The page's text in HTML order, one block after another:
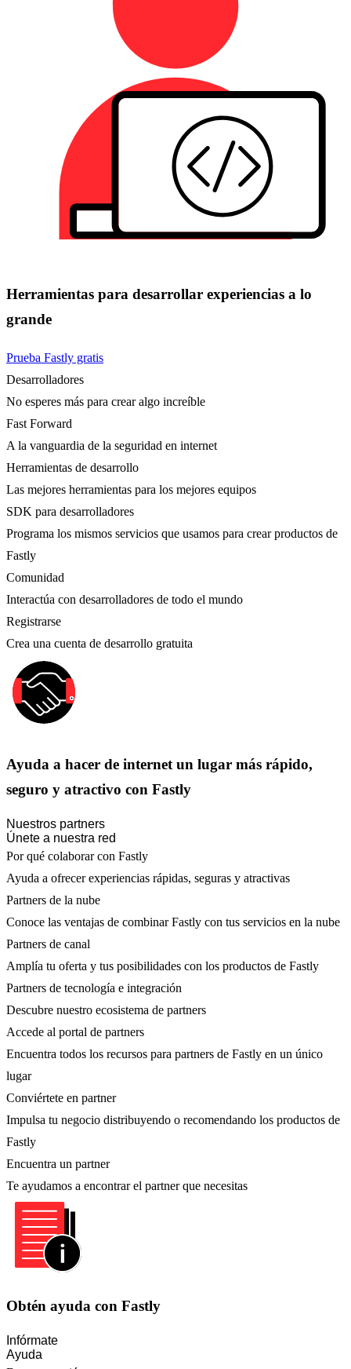
Herramientas para desarrollar experiencias a lo
grande
Prueba Fastly gratis
Desarrolladores
No esperes más para crear algo increíble
Fast Forward
A la vanguardia de la seguridad en internet
Herramientas de desarrollo
Las mejores herramientas para los mejores equipos
SDK para desarrolladores
Programa los mismos servicios que usamos para crear productos de
Fastly
Comunidad
Interactúa con desarrolladores de todo el mundo
Registrarse
Crea una cuenta de desarrollo gratuita
Ayuda a hacer de internet un lugar más rápido,
seguro y atractivo con Fastly
Nuestros partners
Únete a nuestra red
Por qué colaborar con Fastly
Ayuda a ofrecer experiencias rápidas, seguras y atractivas
Partners de la nube
Conoce las ventajas de combinar Fastly con tus servicios en la nube
Partners de canal
Amplía tu oferta y tus posibilidades con los productos de Fastly
Partners de tecnología e integración
Descubre nuestro ecosistema de partners
Accede al portal de partners
Encuentra todos los recursos para partners de Fastly en un único
lugar
Conviértete en partner
Impulsa tu negocio distribuyendo o recomendando los productos de
Fastly
Encuentra un partner
Te ayudamos a encontrar el partner que necesitas
Obtén ayuda con Fastly
Infórmate
Ayuda